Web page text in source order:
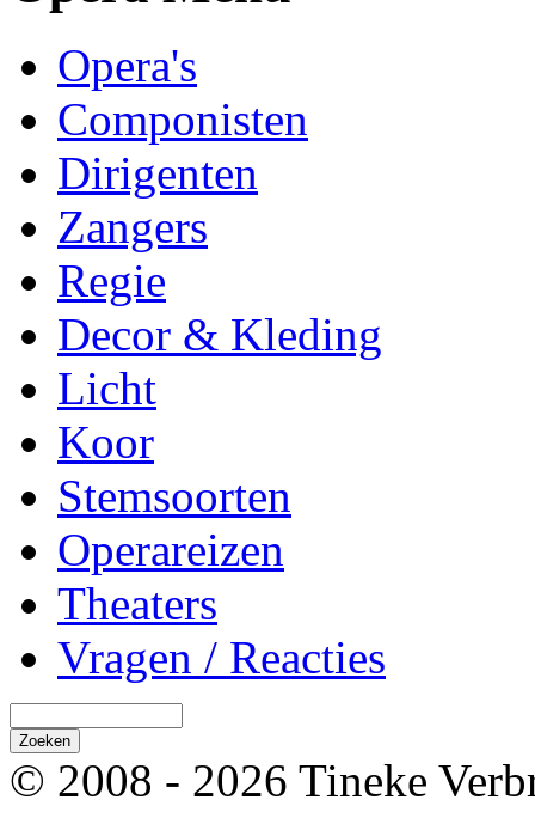
Opera's
Componisten
Dirigenten
Zangers
Regie
Decor & Kleding
Licht
Koor
Stemsoorten
Operareizen
Theaters
Vragen / Reacties
© 2008 - 2026 Tineke